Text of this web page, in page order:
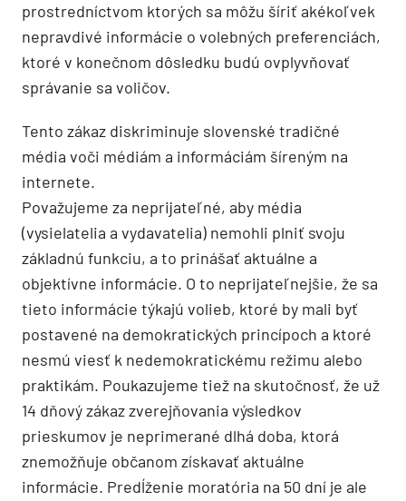
prostredníctvom ktorých sa môžu šíriť akékoľvek
nepravdivé informácie o volebných preferenciách,
ktoré v konečnom dôsledku budú ovplyvňovať
správanie sa voličov.
Tento zákaz diskriminuje slovenské tradičné
média voči médiám a informáciám šíreným na
internete.
Považujeme za neprijateľné, aby média
(vysielatelia a vydavatelia) nemohli plniť svoju
základnú funkciu, a to prinášať aktuálne a
objektívne informácie. O to neprijateľnejšie, že sa
tieto informácie týkajú volieb, ktoré by mali byť
postavené na demokratických princípoch a ktoré
nesmú viesť k nedemokratickému režimu alebo
praktikám. Poukazujeme tiež na skutočnosť, že už
14 dňový zákaz zverejňovania výsledkov
prieskumov je neprimerané dlhá doba, ktorá
znemožňuje občanom získavať aktuálne
informácie. Predĺženie moratória na 50 dní je ale